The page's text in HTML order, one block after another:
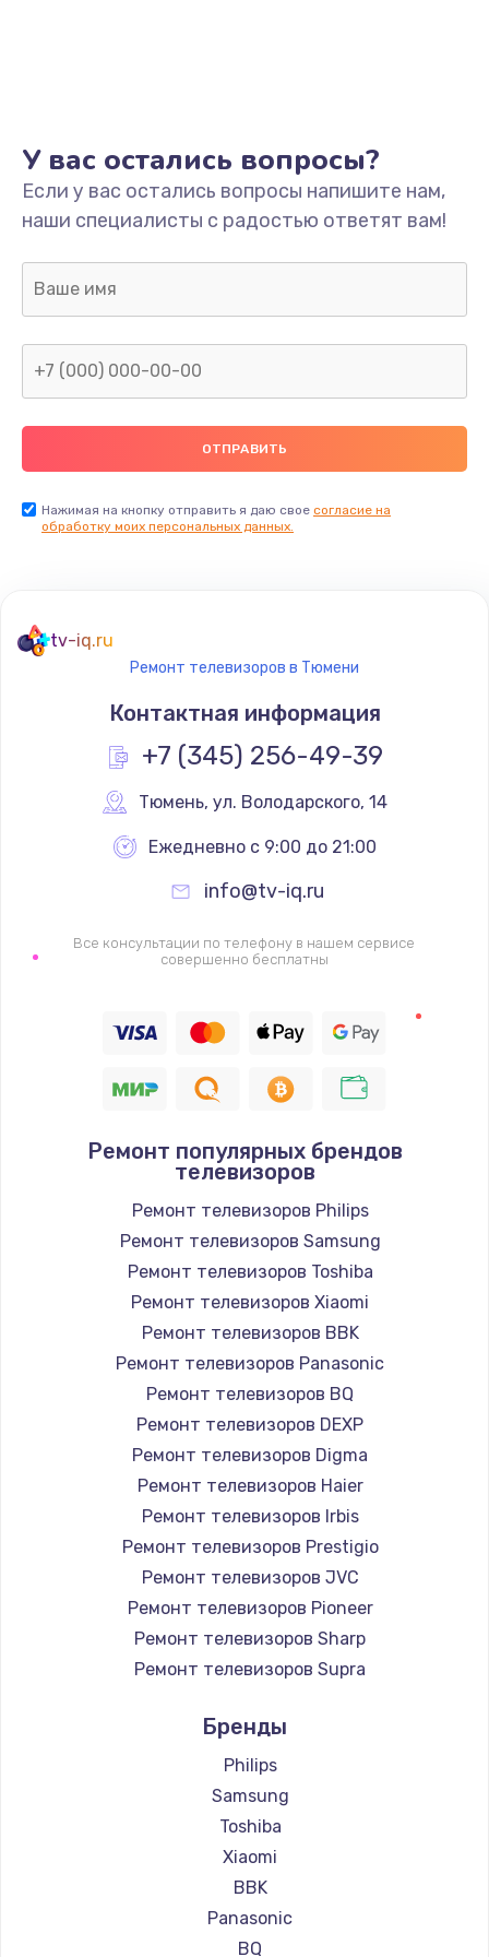
Не включается
1400 руб.
Заказать
Нет звука
800 руб.
Не видит флешку
400 руб.
Заказать
900 руб.
Заказать
900 руб.
Заказать
Не работает
Заказать
Восстановление цепи питания, пайка
Заказать
Программный ремонт/прошивка
390 руб.
Заказать
Замена Bluetooth/Wi-Fi модуля
800 руб.
Заказать
Замена картридера
890 руб.
Заказать
Замена микросхемы NFC
1100 руб.
Заказать
3900 руб.
Заказать
Настройка Wi-Fi
Заказать
У вас остались вопросы?
Если у вас остались вопросы напишите нам,
наши специалисты с радостью ответят вам!
Нажимая на кнопку отправить я даю свое согласие на
обработку моих персональных данных.
tv-iq.ru
Ремонт телевизоров в Тюмени
Контактная информация
+7 (345) 256-49-39
Тюмень, ул. Володарского, 14
Ежедневно с 9:00 до 21:00
info@tv-iq.ru
Все консультации по телефону в нашем сервисе
совершенно бесплатны
Ремонт популярных брендов
телевизоров
Ремонт телевизоров Philips
Ремонт телевизоров Samsung
Ремонт телевизоров Toshiba
Ремонт телевизоров Xiaomi
Ремонт телевизоров BBK
Ремонт телевизоров Panasonic
Ремонт телевизоров BQ
Ремонт телевизоров DEXP
Ремонт телевизоров Digma
Ремонт телевизоров Haier
Ремонт телевизоров Irbis
Ремонт телевизоров Prestigio
Ремонт телевизоров JVC
Ремонт телевизоров Pioneer
Ремонт телевизоров Sharp
Ремонт телевизоров Supra
Ремонт телевизоров Hisense
Ремонт телевизоров Daewoo
Ремонт телевизоров Centek
Ремонт телевизоров Telefunken
Ремонт телевизоров Hyundai
Ремонт телевизоров Doffler
Ремонт телевизоров Hiper
Ремонт телевизоров Grundig
Бренды
Philips
Samsung
Toshiba
Xiaomi
BBK
Panasonic
BQ